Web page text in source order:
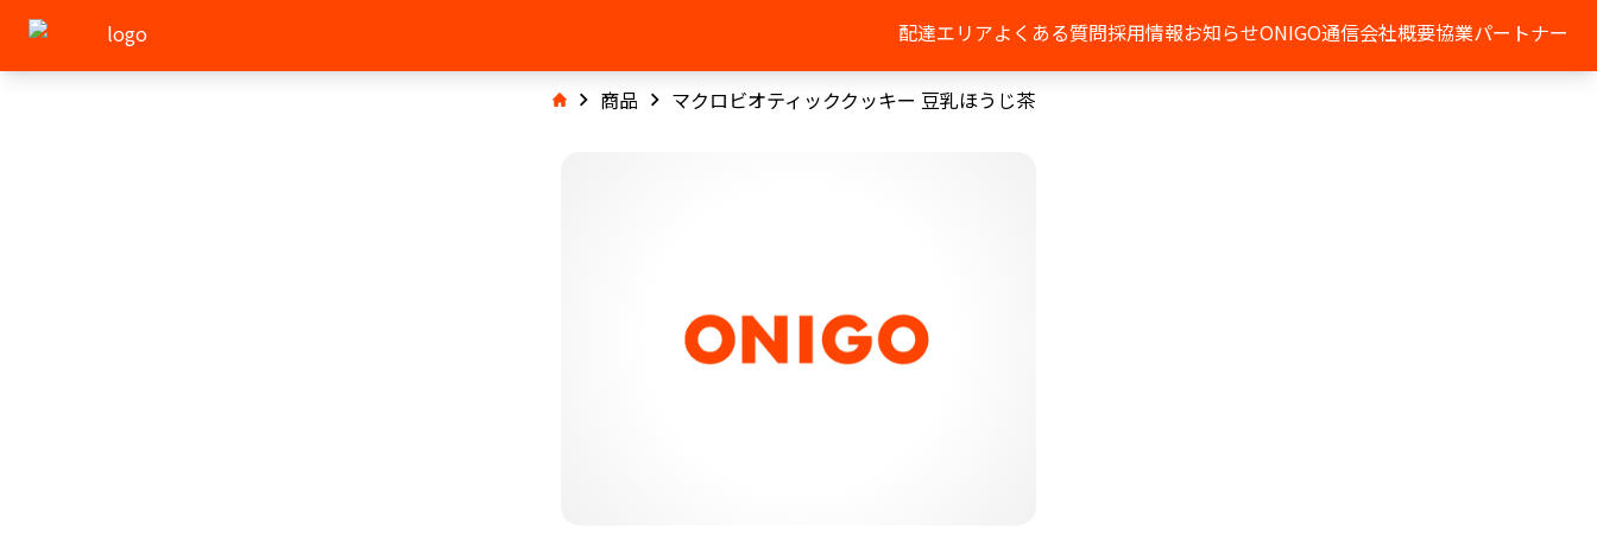
配達エリアよくある質問採用情報お知らせONIGO通信会社概要協業パートナー
商品 マクロビオティッククッキー 豆乳ほうじ茶